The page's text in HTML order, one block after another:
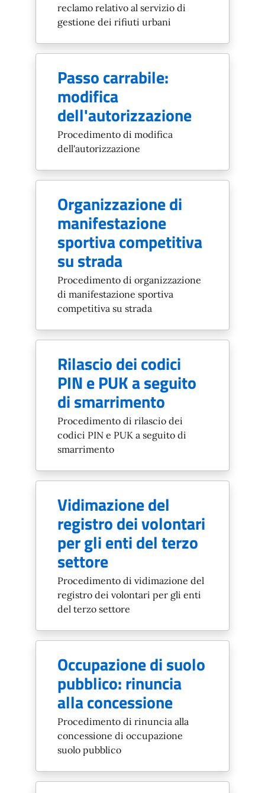
reclamo relativo al servizio di
gestione dei rifiuti urbani
Passo carrabile:
modifica
dell'autorizzazione
Procedimento di modifica
dell'autorizzazione
Organizzazione di
manifestazione
sportiva competitiva
su strada
Procedimento di organizzazione
di manifestazione sportiva
competitiva su strada
Rilascio dei codici
PIN e PUK a seguito
di smarrimento
Procedimento di rilascio dei
codici PIN e PUK a seguito di
smarrimento
Vidimazione del
registro dei volontari
per gli enti del terzo
settore
Procedimento di vidimazione del
registro dei volontari per gli enti
del terzo settore
Occupazione di suolo
pubblico: rinuncia
alla concessione
Procedimento di rinuncia alla
concessione di occupazione
suolo pubblico